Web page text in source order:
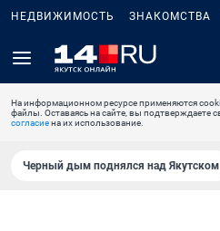
НЕДВИЖИМОСТЬ ЗНАКОМСТВА
На информационном ресурсе применяются
файлы. Оставаясь на сайте, вы подтверждаете
согласиена их использование.
Черный дым поднялся над Якутском